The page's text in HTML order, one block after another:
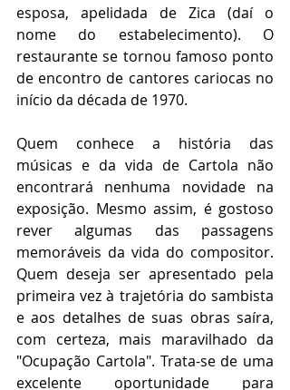
esposa, apelidada de Zica (daí o
nome do estabelecimento). O
restaurante se tornou famoso ponto
de encontro de cantores cariocas no
início da década de 1970.
Quem conhece a história das
músicas e da vida de Cartola não
encontrará nenhuma novidade na
exposição. Mesmo assim, é gostoso
rever algumas das passagens
memoráveis da vida do compositor.
Quem deseja ser apresentado pela
primeira vez à trajetória do sambista
e aos detalhes de suas obras saíra,
com certeza, mais maravilhado da
"Ocupação Cartola". Trata-se de uma
excelente oportunidade para